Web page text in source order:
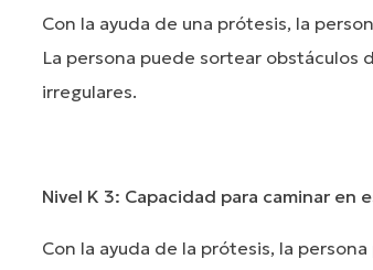
Con la ayuda de una prótesis, la
La persona puede sortear obstáculos
irregulares.
Nivel K 3: Capacidad para caminar
Con la ayuda de la prótesis, la